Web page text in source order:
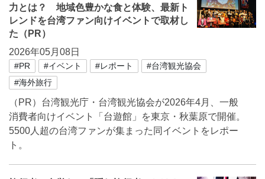
力とは？ 地域色豊かな食と体験、最新ト
レンドを台湾ファン向けイベントで取材し
た（PR）
2026年05月08日
#PR #イベント #レポート
#台湾観光協会
#海外旅行
（PR）台湾観光庁・台湾観光協会が2026年4月、一般
消費者向けイベント「台遊館」を東京・秋葉原で開催。
5500人超の台湾ファンが集まった同イベントをレポー
ト。